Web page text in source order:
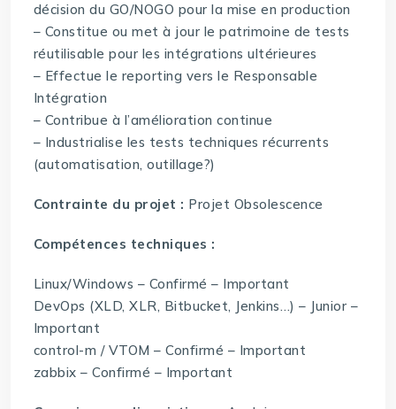
décision du GO/NOGO pour la mise en production
– Constitue ou met à jour le patrimoine de tests
réutilisable pour les intégrations ultérieures
– Effectue le reporting vers le Responsable
Intégration
– Contribue à l’amélioration continue
– Industrialise les tests techniques récurrents
(automatisation, outillage?)
Contrainte du projet : Projet Obsolescence
Compétences techniques :
Linux/Windows – Confirmé – Important
DevOps (XLD, XLR, Bitbucket, Jenkins…) – Junior –
Important
control-m / VTOM – Confirmé – Important
zabbix – Confirmé – Important